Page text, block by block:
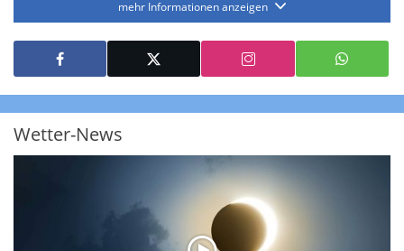
die Niederschlagsintensität. Diese bezieht sich laut offiziellen Richtlinien
jeweils auf die Niederschlagsmenge in l/m² pro Stunde Regen- bzw.
Schneefall. Die 6 Stufen sind wie folgt gegliedert: Die hellen Blautöne
symbolisieren leichte bis mäßige Regen- bzw. Schneefälle mit einer
Intensität bis 8.1 l/m² pro Stunde. Dunkelblau repräsentiert mäßige bis
starke Niederschläge bis 35 l/m² pro Stunde. Hier können bereits Gewitter
auftreten. Extreme bzw. unwetterartige Niederschlagsereignisse mit
über 150 l/m² pro Stunde an. Solche
Neben der Niederschlagsintensität kann auch die Zuggeschwindigkeit der
Niederschlagsgebiete und damit die Niederschlagsdauer abgeschätzt
werden. Neben der 5-minütigen Radaraufzeichnung gibt es eine
Niederschlagsprognose
für die nächsten 2 Stunden. So sehen Sie genau,
wann und wo in Deutschland mit Regen oder Schneefall zu rechnen ist bzw.
kennen zu jeder Zeit den genauen Verlauf einer Niederschlagsfront.
mehr Informationen anzeigen
Wetter-News